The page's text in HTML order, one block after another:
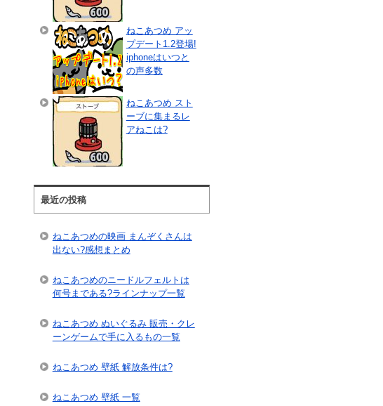
ねこあつめ アッ
プデート1.2登場!
iphoneはいつと
の声多数
ねこあつめ スト
ーブに集まるレ
アねこは?
最近の投稿
ねこあつめの映画 まんぞくさんは
出ない?感想まとめ
ねこあつめのニードルフェルトは
何号まである?ラインナップ一覧
ねこあつめ ぬいぐるみ 販売・クレ
ーンゲームで手に入るもの一覧
ねこあつめ 壁紙 解放条件は?
ねこあつめ 壁紙 一覧